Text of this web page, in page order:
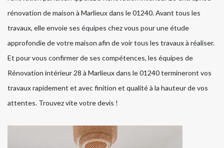
rénovation de maison à Marlieux dans le 01240. Avant tous les
travaux, elle envoie ses équipes chez vous pour une étude
approfondie de votre maison afin de voir tous les travaux à réaliser.
Et pour vous confirmer de ses compétences, les équipes de
Rénovation intérieur 28 à Marlieux dans le 01240 termineront vos
travaux rapidement et avec finition et qualité à la hauteur de vos
attentes. Trouvez vite votre devis !